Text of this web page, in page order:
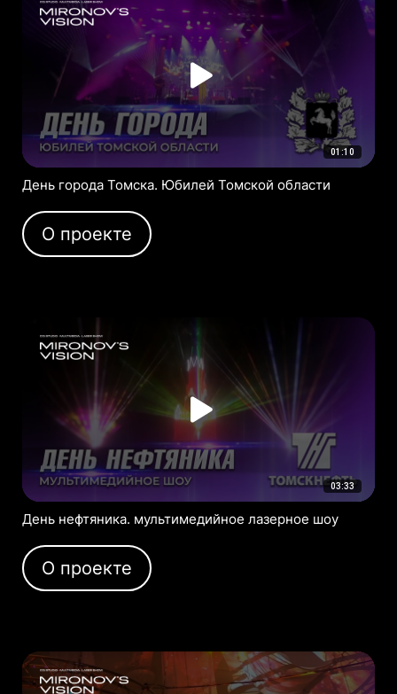
01:10
День города Томска. Юбилей Томской области
О проекте
03:33
День нефтяника. мультимедийное лазерное шоу
О проекте